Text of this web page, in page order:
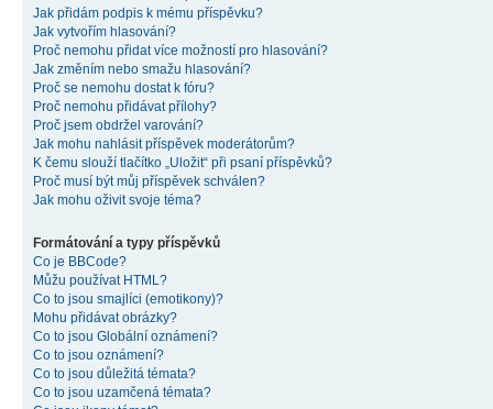
Jak přidám podpis k mému příspěvku?
Jak vytvořím hlasování?
Proč nemohu přidat více možností pro hlasování?
Jak změním nebo smažu hlasování?
Proč se nemohu dostat k fóru?
Proč nemohu přidávat přílohy?
Proč jsem obdržel varování?
Jak mohu nahlásit příspěvek moderátorům?
K čemu slouží tlačítko „Uložit“ při psaní příspěvků?
Proč musí být můj příspěvek schválen?
Jak mohu oživit svoje téma?
Formátování a typy příspěvků
Co je BBCode?
Můžu používat HTML?
Co to jsou smajlíci (emotikony)?
Mohu přidávat obrázky?
Co to jsou Globální oznámení?
Co to jsou oznámení?
Co to jsou důležitá témata?
Co to jsou uzamčená témata?